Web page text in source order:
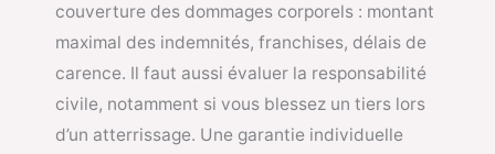
couverture des dommages corporels : montant
maximal des indemnités, franchises, délais de
carence. Il faut aussi évaluer la responsabilité
civile, notamment si vous blessez un tiers lors
d’un atterrissage. Une garantie individuelle